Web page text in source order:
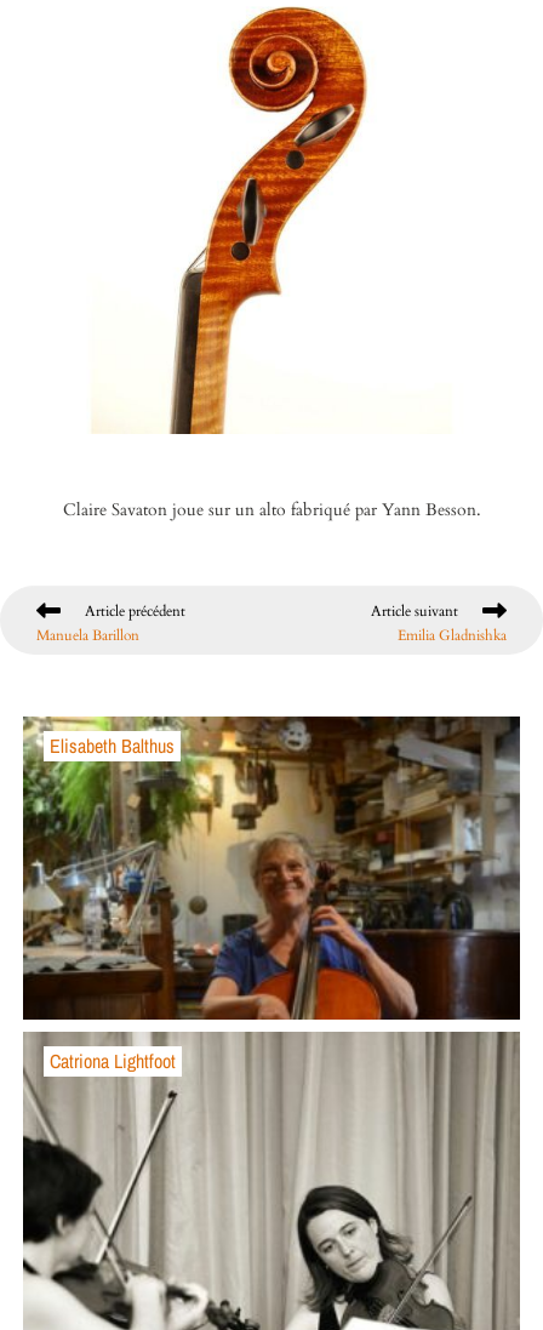
Claire Savaton joue sur un alto fabriqué par Yann Besson.
Article précédent
Manuela Barillon
Article suivant
Emilia Gladnishka
Elisabeth Balthus
Catriona Lightfoot